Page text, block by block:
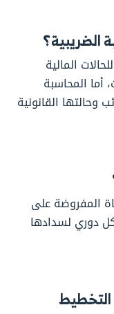
الضريبية؟
المالية
أما المحاسبة
القانونية
المفروضة على
دوري لسدادها